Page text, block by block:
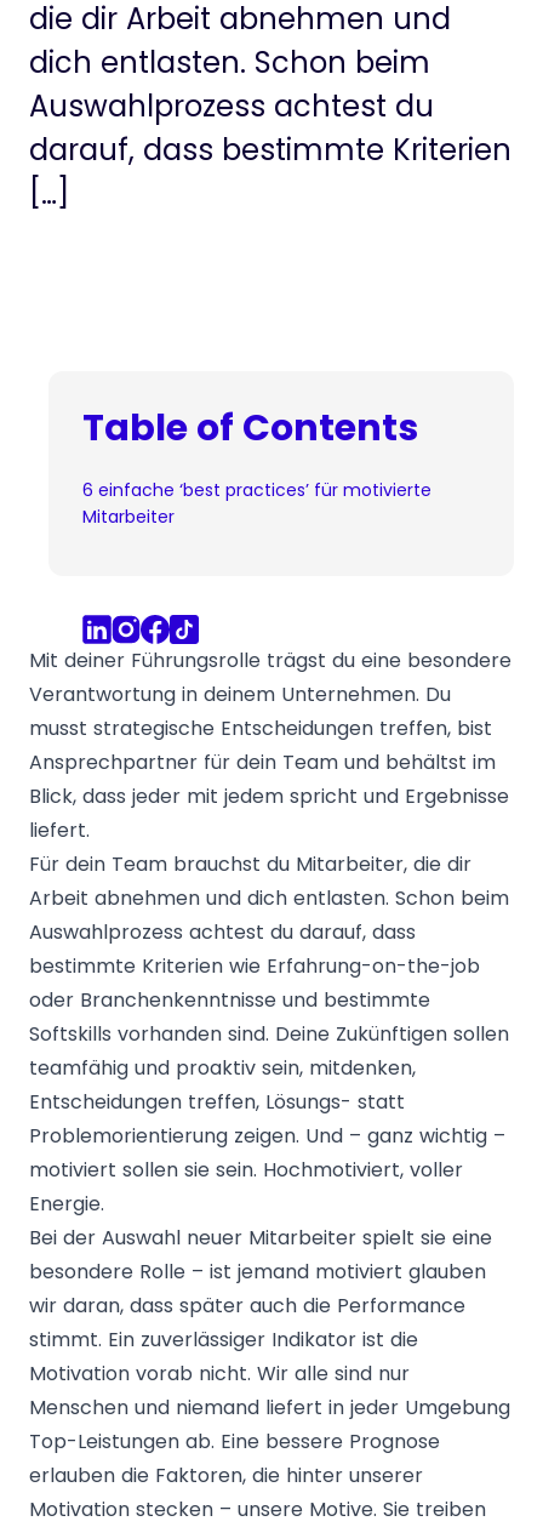
die dir Arbeit abnehmen und
dich entlasten. Schon beim
Auswahlprozess achtest du
darauf, dass bestimmte Kriterien
[…]
Table of Contents
6 einfache ‘best practices’ für motivierte
Mitarbeiter
Mit deiner Führungsrolle trägst du eine besondere
Verantwortung in deinem Unternehmen. Du
musst strategische Entscheidungen treffen, bist
Ansprechpartner für dein Team und behältst im
Blick, dass jeder mit jedem spricht und Ergebnisse
liefert.
Für dein Team brauchst du Mitarbeiter, die dir
Arbeit abnehmen und dich entlasten. Schon beim
Auswahlprozess achtest du darauf, dass
bestimmte Kriterien wie Erfahrung-on-the-job
oder Branchenkenntnisse und bestimmte
Softskills vorhanden sind. Deine Zukünftigen sollen
teamfähig und proaktiv sein, mitdenken,
Entscheidungen treffen, Lösungs- statt
Problemorientierung zeigen. Und – ganz wichtig –
motiviert sollen sie sein. Hochmotiviert, voller
Energie.
Bei der Auswahl neuer Mitarbeiter spielt sie eine
besondere Rolle – ist jemand motiviert glauben
wir daran, dass später auch die Performance
stimmt. Ein zuverlässiger Indikator ist die
Motivation vorab nicht. Wir alle sind nur
Menschen und niemand liefert in jeder Umgebung
Top-Leistungen ab. Eine bessere Prognose
erlauben die Faktoren, die hinter unserer
Motivation stecken – unsere Motive. Sie treiben